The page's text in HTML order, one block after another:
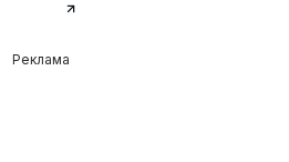
Реклама